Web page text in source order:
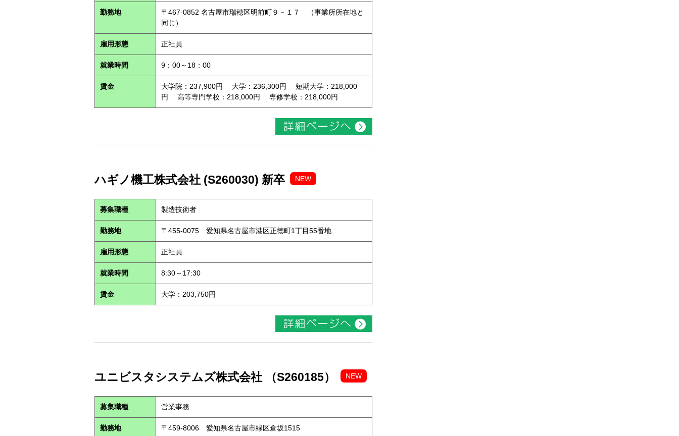
勤務地
〒467-0852 名古屋市瑞穂区明前町９－１７ （事業所所在地と
同じ）
雇用形態 正社員
就業時間 9：00～18：00
賃金
大学院：237,900円 大学：236,300円 短期大学：218,000
円 高等専門学校：218,000円 専修学校：218,000円
ハギノ機工株式会社 (S260030) 新卒 NEW
募集職種 製造技術者
勤務地 〒455-0075 愛知県名古屋市港区正徳町1丁目55番地
雇用形態 正社員
就業時間 8:30～17:30
賃金 大学：203,750円
ユニビスタシステムズ株式会社 （S260185） NEW
募集職種 営業事務
勤務地 〒459-8006 愛知県名古屋市緑区倉坂1515